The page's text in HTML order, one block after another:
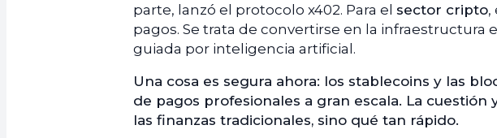
parte, lanzó el protocolo x402. Para el sector cripto,
pagos. Se trata de convertirse en la
guiada por inteligencia artificial.
Una cosa es segura ahora: los stablecoins y las
de pagos profesionales a gran escala. La
las finanzas tradicionales, sino qué tan rápido.